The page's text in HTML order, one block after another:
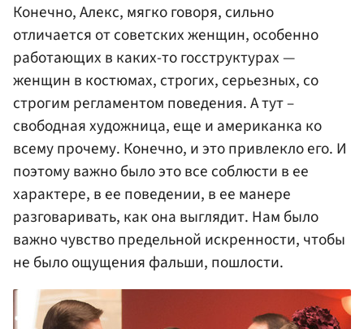
Конечно, Алекс, мягко говоря, сильно
отличается от советских женщин, особенно
работающих в каких-то госструктурах —
женщин в костюмах, строгих, серьезных, со
строгим регламентом поведения. А тут –
свободная художница, еще и американка ко
всему прочему. Конечно, и это привлекло его. И
поэтому важно было это все соблюсти в ее
характере, в ее поведении, в ее манере
разговаривать, как она выглядит. Нам было
важно чувство предельной искренности, чтобы
не было ощущения фальши, пошлости.